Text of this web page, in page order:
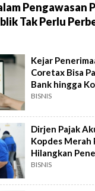
Pengawasan
Tak Perlu
Kejar
Coretax Bisa
Bank hingga
Warga
BISNIS
Dirjen Pajak
Kopdes
Hilangkan
BISNIS